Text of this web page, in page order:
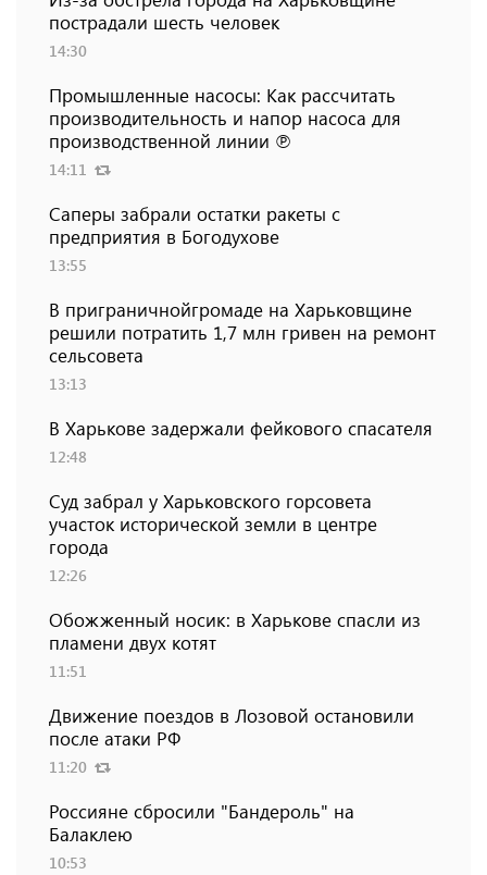
пострадали шесть человек
14:30
Промышленные насосы: Как рассчитать
производительность и напор насоса для
производственной линии ℗
14:11
Саперы забрали остатки ракеты с
предприятия в Богодухове
13:55
В приграничнойгромаде на Харьковщине
решили потратить 1,7 млн ​​гривен на ремонт
сельсовета
13:13
В Харькове задержали фейкового спасателя
12:48
Суд забрал у Харьковского горсовета
участок исторической земли в центре
города
12:26
Обожженный носик: в Харькове спасли из
пламени двух котят
11:51
Движение поездов в Лозовой остановили
после атаки РФ
11:20
Россияне сбросили "Бандероль" на
Балаклею
10:53